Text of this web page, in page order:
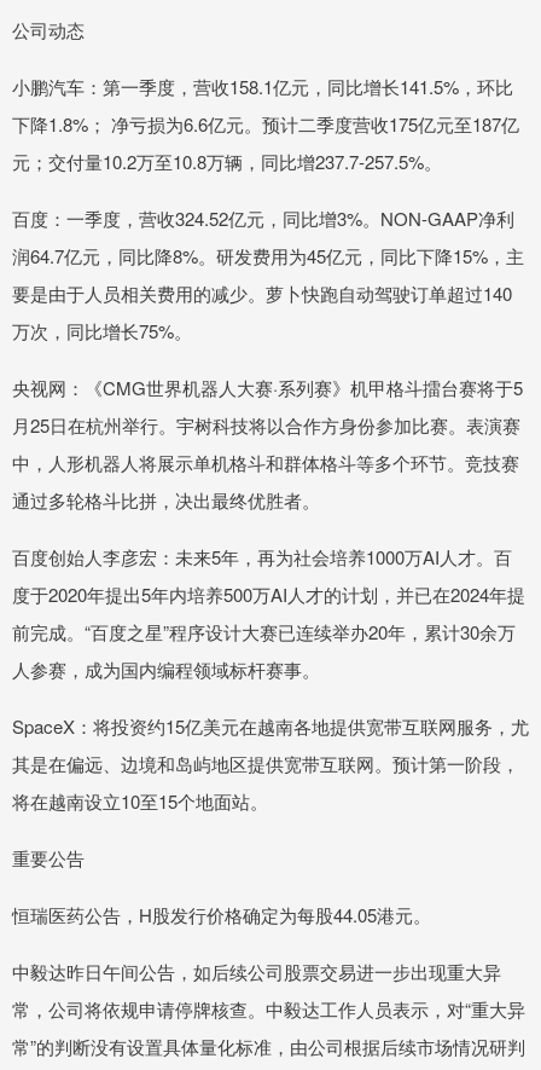
公司动态
小鹏汽车：第一季度，营收158.1亿元，同比增长141.5%，环比
下降1.8%； 净亏损为6.6亿元。预计二季度营收175亿元至187亿
元；交付量10.2万至10.8万辆，同比增237.7-257.5%。
百度：一季度，营收324.52亿元，同比增3%。NON-GAAP净利
润64.7亿元，同比降8%。研发费用为45亿元，同比下降15%，主
要是由于人员相关费用的减少。萝卜快跑自动驾驶订单超过140
万次，同比增长75%。
央视网：《CMG世界机器人大赛·系列赛》机甲格斗擂台赛将于5
月25日在杭州举行。宇树科技将以合作方身份参加比赛。表演赛
中，人形机器人将展示单机格斗和群体格斗等多个环节。竞技赛
通过多轮格斗比拼，决出最终优胜者。
百度创始人李彦宏：未来5年，再为社会培养1000万AI人才。百
度于2020年提出5年内培养500万AI人才的计划，并已在2024年提
前完成。“百度之星”程序设计大赛已连续举办20年，累计30余万
人参赛，成为国内编程领域标杆赛事。
SpaceX：将投资约15亿美元在越南各地提供宽带互联网服务，尤
其是在偏远、边境和岛屿地区提供宽带互联网。预计第一阶段，
将在越南设立10至15个地面站。
重要公告
恒瑞医药公告，H股发行价格确定为每股44.05港元。
中毅达昨日午间公告，如后续公司股票交易进一步出现重大异
常，公司将依规申请停牌核查。中毅达工作人员表示，对“重大异
常”的判断没有设置具体量化标准，由公司根据后续市场情况研判